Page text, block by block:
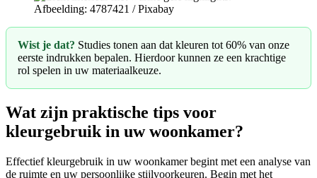
Afbeelding: 4787421 / Pixabay
Wist je dat? Studies tonen aan dat kleuren tot 60% van onze
eerste indrukken bepalen. Hierdoor kunnen ze een krachtige
rol spelen in uw materiaalkeuze.
Wat zijn praktische tips voor
kleurgebruik in uw woonkamer?
Effectief kleurgebruik in uw woonkamer begint met een analyse van
de ruimte en uw persoonlijke stijlvoorkeuren. Begin met het